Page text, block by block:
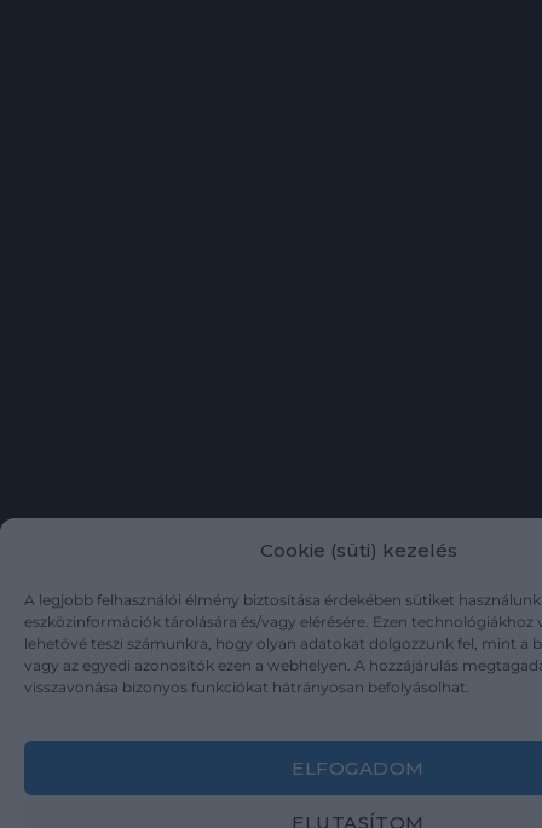
Cookie (süti) kezelés
A legjobb felhasználói élmény biztosítása érdekében sütiket használunk
eszközinformációk tárolására és/vagy elérésére. Ezen technológiákhoz
lehetővé teszi számunkra, hogy olyan adatokat dolgozzunk fel, mint a
vagy az egyedi azonosítók ezen a webhelyen. A hozzájárulás
visszavonása bizonyos funkciókat hátrányosan befolyásolhat.
ELFOGADOM
ELUTASÍTOM